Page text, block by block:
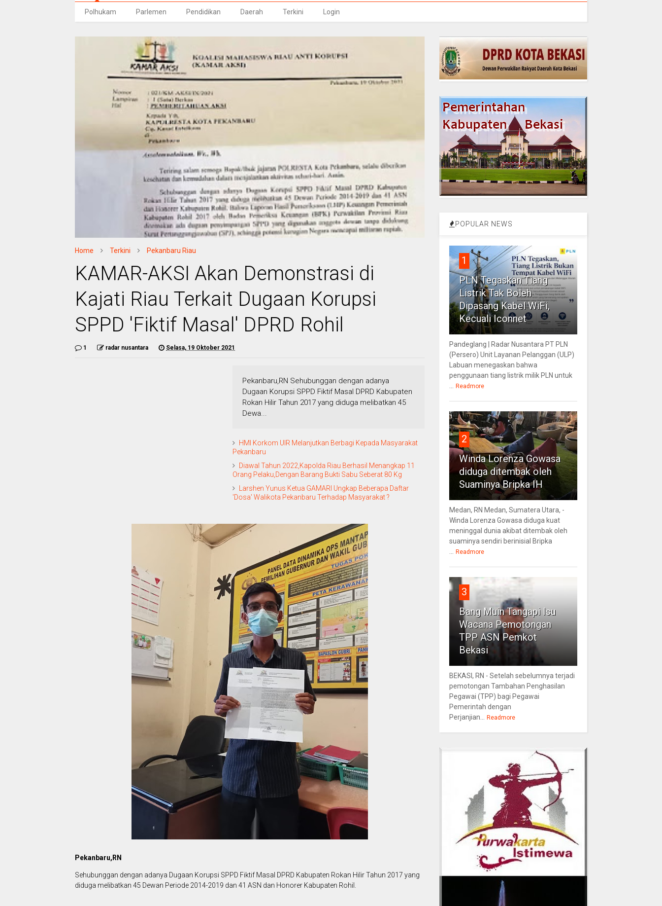
Polhukam Parlemen Pendidikan Daerah Terkini Login
Home Terkini Pekanbaru Riau
KAMAR-AKSI Akan Demonstrasi di
Kajati Riau Terkait Dugaan Korupsi
SPPD 'Fiktif Masal' DPRD Rohil
1 radar nusantara Selasa, 19 Oktober 2021
Pekanbaru,RN Sehubunggan dengan adanya
Dugaan Korupsi SPPD Fiktif Masal DPRD Kabupaten
Rokan Hilir Tahun 2017 yang diduga melibatkan 45
Dewa...
HMI Korkom UIR Melanjutkan Berbagi Kepada Masyarakat
Pekanbaru
Diawal Tahun 2022,Kapolda Riau Berhasil Menangkap 11
Orang Pelaku,Dengan Barang Bukti Sabu Seberat 80 Kg
Larshen Yunus Ketua GAMARI Ungkap Beberapa Daftar
'Dosa' Walikota Pekanbaru Terhadap Masyarakat ?
Pekanbaru,RN
Sehubunggan dengan adanya Dugaan Korupsi SPPD Fiktif Masal DPRD Kabupaten Rokan Hilir Tahun 2017 yang
diduga melibatkan 45 Dewan Periode 2014-2019 dan 41 ASN dan Honorer Kabupaten Rohil.
POPULAR NEWS
1
PLN Tegaskan Tiang
Listrik Tak Boleh
Dipasang Kabel WiFi,
Kecuali Iconnet
Pandeglang | Radar Nusantara PT PLN
(Persero) Unit Layanan Pelanggan (ULP)
Labuan menegaskan bahwa
penggunaan tiang listrik milik PLN untuk
Readmore
2
Winda Lorenza Gowasa
diduga ditembak oleh
Suaminya Bripka IH
Medan, RN Medan, Sumatera Utara, -
Winda Lorenza Gowasa diduga kuat
meninggal dunia akibat ditembak oleh
suaminya sendiri berinisial Bripka
Readmore
3
Bang Muin Tangapi Isu
Wacana Pemotongan
TPP ASN Pemkot
Bekasi
BEKASI, RN - Setelah sebelumnya terjadi
pemotongan Tambahan Penghasilan
Pegawai (TPP) bagi Pegawai
Pemerintah dengan
Perjanjian...
Readmore